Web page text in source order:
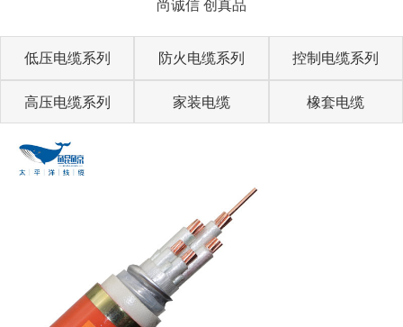
尚诚信 创真品
低压电缆系列 防火电缆系列 控制电缆系列
高压电缆系列 家装电缆 橡套电缆